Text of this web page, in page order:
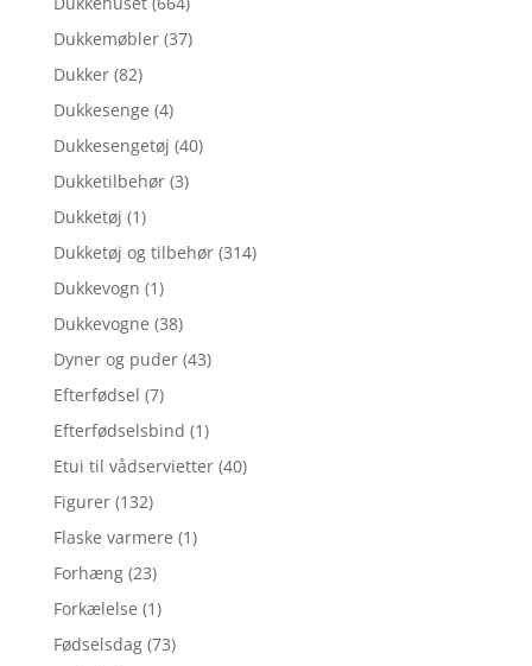
Dukkemøbler (37)
Dukker (82)
Dukkesenge (4)
Dukkesengetøj (40)
Dukketilbehør (3)
Dukketøj (1)
Dukketøj og tilbehør (314)
Dukkevogn (1)
Dukkevogne (38)
Dyner og puder (43)
Efterfødsel (7)
Efterfødselsbind (1)
Etui til vådservietter (40)
Figurer (132)
Flaske varmere (1)
Forhæng (23)
Forkælelse (1)
Fødselsdag (73)